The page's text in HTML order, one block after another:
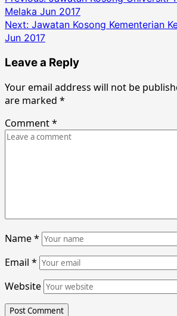
navigation
Melaka Jun 2017
Next: Jawatan Kosong Kementerian
Jun 2017
Leave a Reply
Your email address will not be
are marked *
Comment*
Name*
Email *
Website